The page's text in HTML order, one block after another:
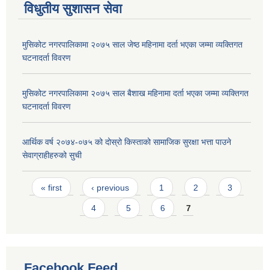
विधुतीय सुशासन सेवा
मुसिकोट नगरपालिकामा २०७५ साल जेष्ठ महिनामा दर्ता भएका जम्मा व्यक्तिगत
घटनादर्ता विवरण
मुसिकोट नगरपालिकामा २०७५ साल बैशाख महिनामा दर्ता भएका जम्मा व्यक्तिगत
घटनादर्ता विवरण
आर्थिक वर्ष २०७४-०७५ को दोस्रो किस्ताको सामाजिक सुरक्षा भत्ता पाउने
सेवाग्राहीहरुको सुची
Pages
« first ‹ previous 1 2 3
4 5 6 7